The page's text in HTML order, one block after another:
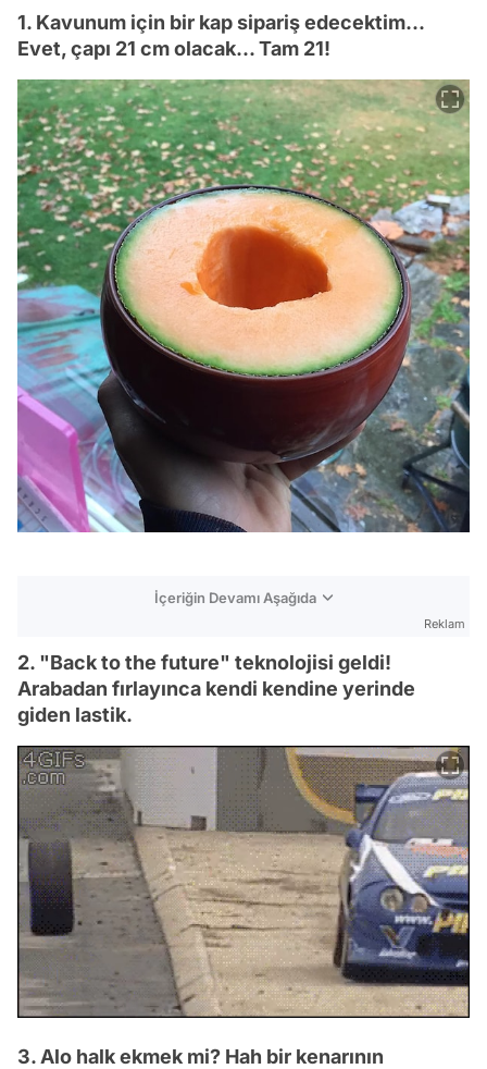
1. Kavunum için bir kap sipariş edecektim...
Evet, çapı 21 cm olacak... Tam 21!
İçeriğin Devamı Aşağıda
Reklam
2. "Back to the future" teknolojisi geldi!
Arabadan fırlayınca kendi kendine yerinde
giden lastik.
3. Alo halk ekmek mi? Hah bir kenarının